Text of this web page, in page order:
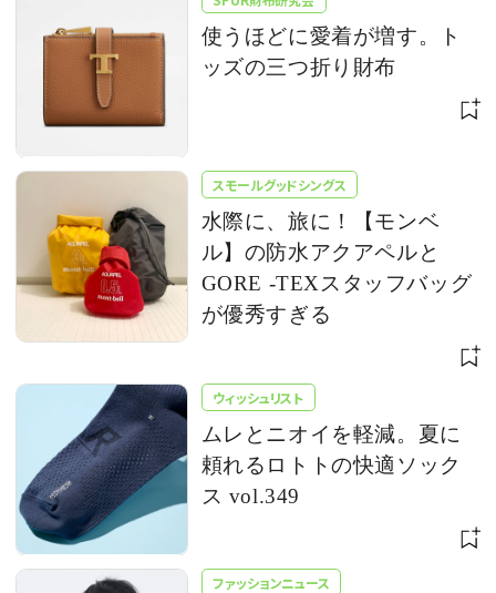
使うほどに愛着が増す。ト
ッズの三つ折り財布
スモールグッドシングス
水際に、旅に！【モンベ
ル】の防水アクアペルと
GORE -TEXスタッフバッグ
が優秀すぎる
ウィッシュリスト
ムレとニオイを軽減。夏に
頼れるロトトの快適ソック
ス vol.349
ファッションニュース